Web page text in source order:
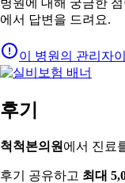
에서 답변을 드려요.
이 병원의 관리자
후기
척척본의원 에서 진료
후기 공유하고 최대